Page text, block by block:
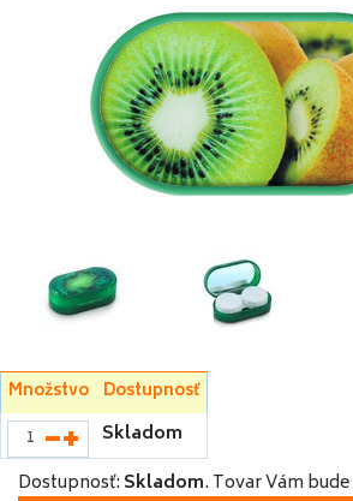
Množstvo Dostupnosť
Skladom
Dostupnosť: Skladom. Tovar Vám